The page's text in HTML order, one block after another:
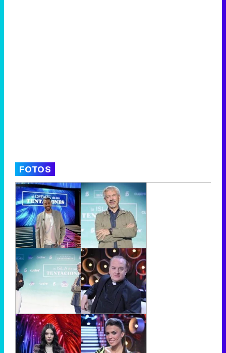
FOTOS